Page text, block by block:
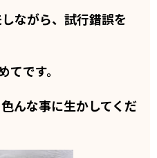
ながら、試行錯誤を
です。
んな事に生かしてくだ